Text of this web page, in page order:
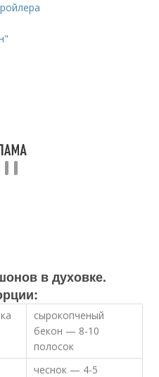
в духовке.
сырокопченый
бекон — 8-10
полосок
чеснок — 4-5